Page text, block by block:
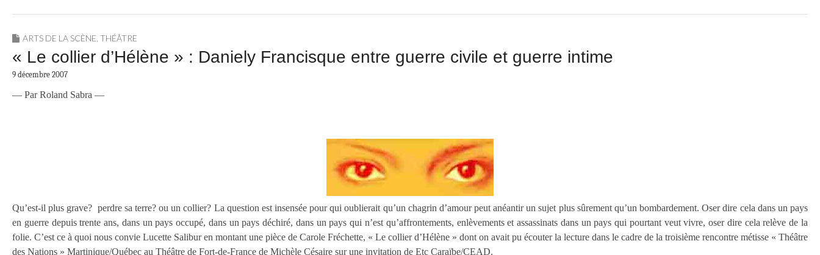
ARTS DE LA SCÈNE THÉÂTRE
« Le collier d’Hélène » : Daniely Francisque entre guerre civile et guerre intime
9 décembre 2007
— Par Roland Sabra —
Qu’est-il plus grave? perdre sa terre? ou un collier? La question est insensée pour qui oublierait qu’un chagrin d’amour peut anéantir un sujet plus sûrement qu’un bombardement. Oser dire cela dans un pays
en guerre depuis trente ans, dans un pays occupé, dans un pays déchiré, dans un pays qui n’est qu’affrontements, enlèvements et assassinats dans un pays qui pourtant veut vivre, oser dire cela relève de la
folie. C’est ce à quoi nous convie Lucette Salibur en montant une pièce de Carole Fréchette, « Le collier d’Hélène » dont on avait pu écouter la lecture dans le cadre de la troisième rencontre métisse « Théâtre
des Nations » Martinique/Québec au Théâtre de Fort-de-France de Michèle Césaire sur une invitation de Etc Caraïbe/CEAD.